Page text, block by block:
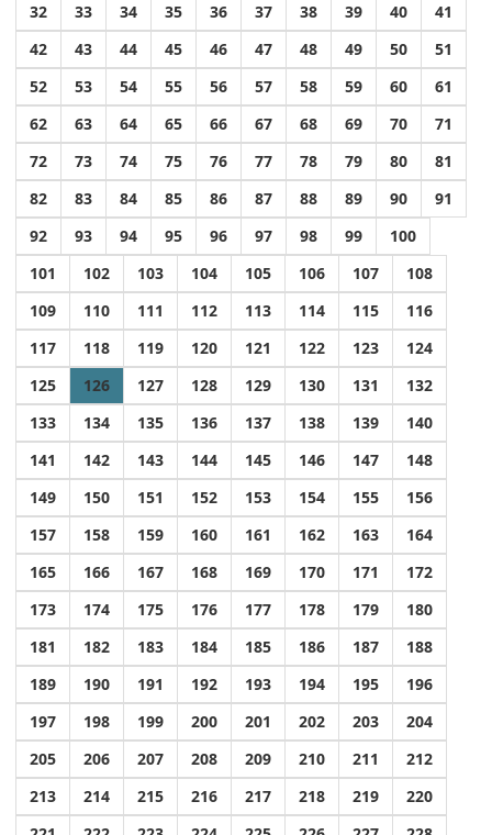
32
33 34 35 36 37 38 39 40
41
42
43 44 45 46 47 48 49 50
51
52
53 54 55 56 57 58 59 60
61
62
63 64 65 66 67 68 69 70
71
72
73 74 75 76 77 78 79 80
81
82
83 84 85 86 87 88 89 90
91
92
93 94 95 96 97 98 99
100
101
102 103 104 105 106 107
108
109
110 111 112 113 114 115
116
117
118 119 120 121 122 123
124
125
126 127 128 129 130 131
132
133
134 135 136 137 138 139
140
141
142 143 144 145 146 147
148
149
150 151 152 153 154 155
156
157
158 159 160 161 162 163
164
165
166 167 168 169 170 171
172
173
174 175 176 177 178 179
180
181
182 183 184 185 186 187
188
189
190 191 192 193 194 195
196
197
198 199 200 201 202 203
204
205
206 207 208 209 210 211
212
213
214 215 216 217 218 219
220